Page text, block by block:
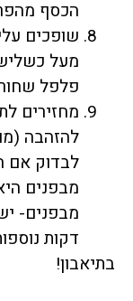
הכסף
מעל
פלפל
להזהבה
לבדוק אם
מבפנים
דקות
בתיאבון!